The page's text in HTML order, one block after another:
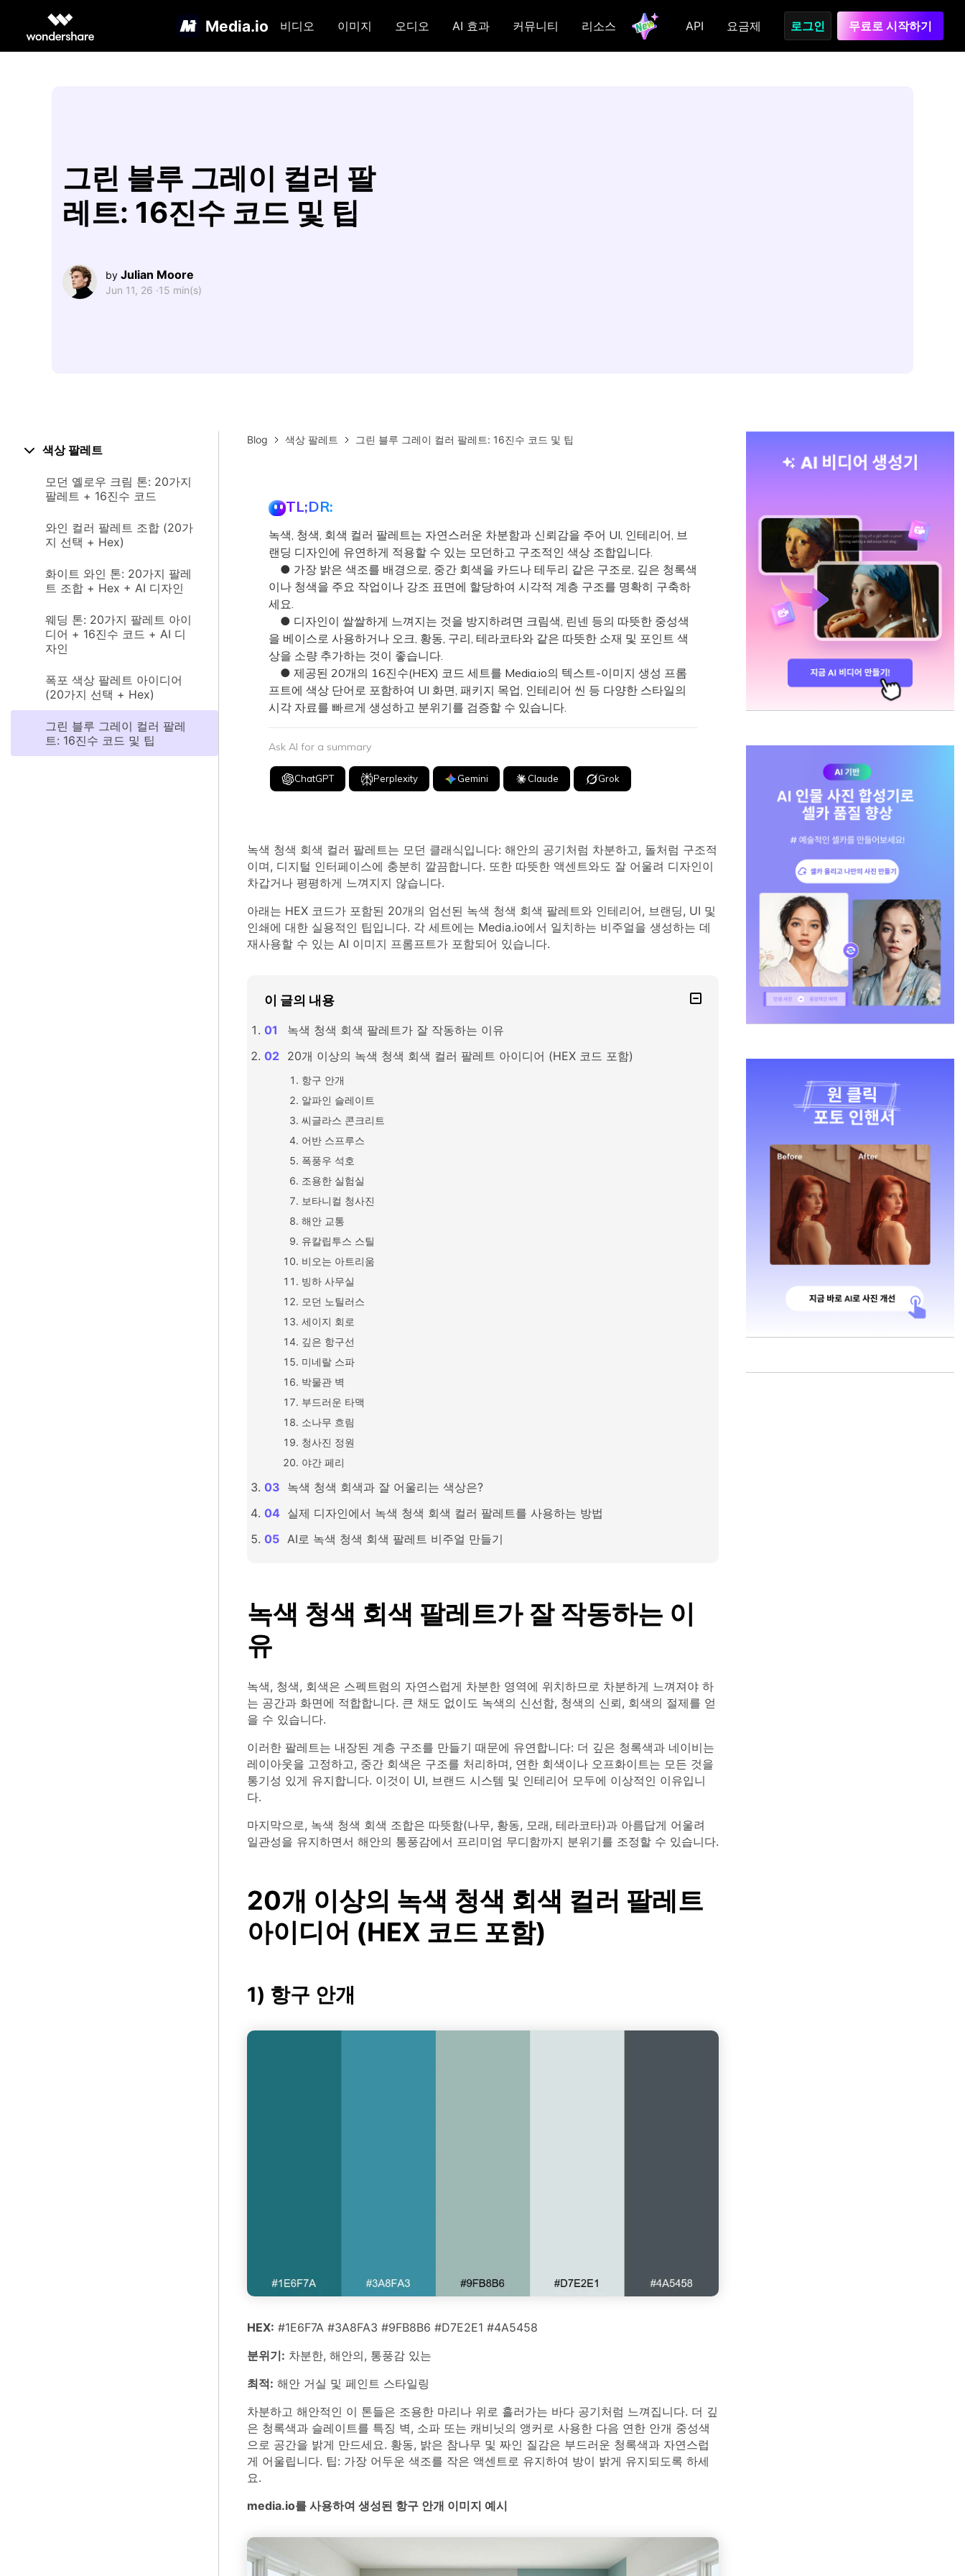
Media.io 비디오 이미지 오디오 AI 효과 커뮤니티 리소스 API 요금제 로그인 무료로 시작하기
그린 블루 그레이 컬러 팔
레트: 16진수 코드 및 팁
by Julian Moore
Jun 11, 26 ·15 min(s)
색상 팔레트
모던 옐로우 크림 톤: 20가지
팔레트 + 16진수 코드
와인 컬러 팔레트 조합 (20가
지 선택 + Hex)
화이트 와인 톤: 20가지 팔레
트 조합 + Hex + AI 디자인
웨딩 톤: 20가지 팔레트 아이
디어 + 16진수 코드 + AI 디
자인
폭포 색상 팔레트 아이디어
(20가지 선택 + Hex)
그린 블루 그레이 컬러 팔레
트: 16진수 코드 및 팁
Blog 색상 팔레트 그린 블루 그레이 컬러 팔레트: 16진수 코드 및 팁
TL;DR:
녹색, 청색, 회색 컬러 팔레트는 자연스러운 차분함과 신뢰감을 주어 UI, 인테리어, 브
랜딩 디자인에 유연하게 적용할 수 있는 모던하고 구조적인 색상 조합입니다.
● 가장 밝은 색조를 배경으로, 중간 회색을 카드나 테두리 같은 구조로, 깊은 청록색
이나 청색을 주요 작업이나 강조 표면에 할당하여 시각적 계층 구조를 명확히 구축하
세요.
● 디자인이 쌀쌀하게 느껴지는 것을 방지하려면 크림색, 린넨 등의 따뜻한 중성색
을 베이스로 사용하거나 오크, 황동, 구리, 테라코타와 같은 따뜻한 소재 및 포인트 색
상을 소량 추가하는 것이 좋습니다.
● 제공된 20개의 16진수(HEX) 코드 세트를 Media.io의 텍스트-이미지 생성 프롬
프트에 색상 단어로 포함하여 UI 화면, 패키지 목업, 인테리어 씬 등 다양한 스타일의
시각 자료를 빠르게 생성하고 분위기를 검증할 수 있습니다.
Ask AI for a summary
ChatGPT Perplexity Gemini Claude Grok
녹색 청색 회색 컬러 팔레트는 모던 클래식입니다: 해안의 공기처럼 차분하고, 돌처럼 구조적
이며, 디지털 인터페이스에 충분히 깔끔합니다. 또한 따뜻한 액센트와도 잘 어울려 디자인이
차갑거나 평평하게 느껴지지 않습니다.
아래는 HEX 코드가 포함된 20개의 엄선된 녹색 청색 회색 팔레트와 인테리어, 브랜딩, UI 및
인쇄에 대한 실용적인 팁입니다. 각 세트에는 Media.io에서 일치하는 비주얼을 생성하는 데
재사용할 수 있는 AI 이미지 프롬프트가 포함되어 있습니다.
이 글의 내용
녹색 청색 회색 팔레트가 잘 작동하는 이유
20개 이상의 녹색 청색 회색 컬러 팔레트 아이디어 (HEX 코드 포함)
항구 안개
알파인 슬레이트
씨글라스 콘크리트
어반 스프루스
폭풍우 석호
조용한 실험실
보타니컬 청사진
해안 교통
유칼립투스 스틸
비오는 아트리움
빙하 사무실
모던 노틸러스
세이지 회로
깊은 항구선
미네랄 스파
박물관 벽
부드러운 타맥
소나무 흐림
청사진 정원
야간 페리
녹색 청색 회색과 잘 어울리는 색상은?
실제 디자인에서 녹색 청색 회색 컬러 팔레트를 사용하는 방법
AI로 녹색 청색 회색 팔레트 비주얼 만들기
녹색 청색 회색 팔레트가 잘 작동하는 이
유
녹색, 청색, 회색은 스펙트럼의 자연스럽게 차분한 영역에 위치하므로 차분하게 느껴져야 하
는 공간과 화면에 적합합니다. 큰 채도 없이도 녹색의 신선함, 청색의 신뢰, 회색의 절제를 얻
을 수 있습니다.
이러한 팔레트는 내장된 계층 구조를 만들기 때문에 유연합니다: 더 깊은 청록색과 네이비는
레이아웃을 고정하고, 중간 회색은 구조를 처리하며, 연한 회색이나 오프화이트는 모든 것을
통기성 있게 유지합니다. 이것이 UI, 브랜드 시스템 및 인테리어 모두에 이상적인 이유입니
다.
마지막으로, 녹색 청색 회색 조합은 따뜻함(나무, 황동, 모래, 테라코타)과 아름답게 어울려
일관성을 유지하면서 해안의 통풍감에서 프리미엄 무디함까지 분위기를 조정할 수 있습니다.
20개 이상의 녹색 청색 회색 컬러 팔레트
아이디어 (HEX 코드 포함)
1) 항구 안개
HEX: #1E6F7A #3A8FA3 #9FB8B6 #D7E2E1 #4A5458
분위기: 차분한, 해안의, 통풍감 있는
최적: 해안 거실 및 페인트 스타일링
차분하고 해안적인 이 톤들은 조용한 마리나 위로 흘러가는 바다 공기처럼 느껴집니다. 더 깊
은 청록색과 슬레이트를 특징 벽, 소파 또는 캐비닛의 앵커로 사용한 다음 연한 안개 중성색
으로 공간을 밝게 만드세요. 황동, 밝은 참나무 및 짜인 질감은 부드러운 청록색과 자연스럽
게 어울립니다. 팁: 가장 어두운 색조를 작은 액센트로 유지하여 방이 밝게 유지되도록 하세
요.
media.io를 사용하여 생성된 항구 안개 이미지 예시